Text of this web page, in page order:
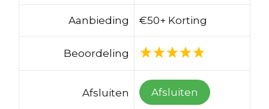
Aanbieding €50+ Korting
Beoordeling
Afsluiten Afsluiten